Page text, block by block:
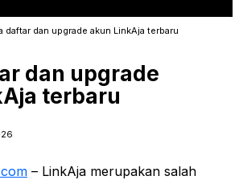
daftar dan upgrade akun LinkAja terbaru
dan upgrade
terbaru
– LinkAja merupakan salah